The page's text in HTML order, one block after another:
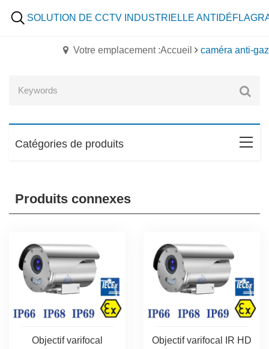
SOLUTION DE CCTV INDUSTRIELLE
Votre emplacement :Accueil caméra anti-gaz
Catégories de produits
Produits connexes
Objectif varifocal
Objectif varifocal IR HD